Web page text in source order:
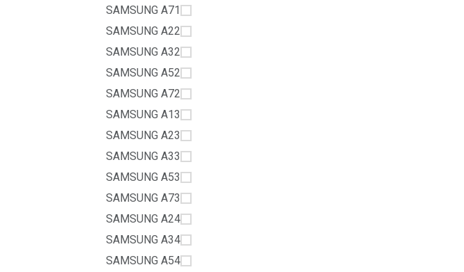
SAMSUNG A71
SAMSUNG A22
SAMSUNG A32
SAMSUNG A52
SAMSUNG A72
SAMSUNG A13
SAMSUNG A23
SAMSUNG A33
SAMSUNG A53
SAMSUNG A73
SAMSUNG A24
SAMSUNG A34
SAMSUNG A54